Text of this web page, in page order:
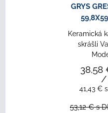
GRYS
Keramická
skrášli
38,58
/
41,43 €
53,12 €s